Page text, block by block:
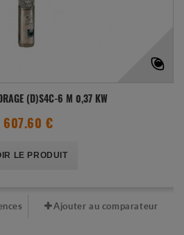
(D)S4C-6 M 0,37 KW
607.60 €
LE PRODUIT
Ajouter au comparateur